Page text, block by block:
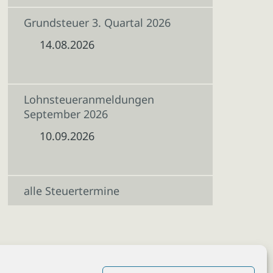
Grundsteuer 3. Quartal 2026
14.08.2026
Lohnsteueranmeldungen
September 2026
10.09.2026
alle Steuertermine